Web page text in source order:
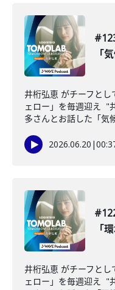
「
井桁弘恵 がチーフと
ェロー」を毎週迎え "
多さんとお話した「気
2026.06.20 |
「
井桁弘恵 がチーフと
ェロー」を毎週迎え "